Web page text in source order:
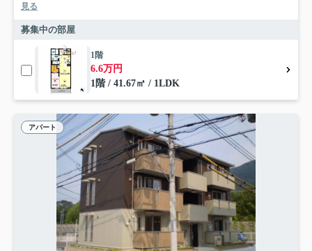
見る
募集中の部屋
1階
6.6万円
1階 / 41.67㎡ / 1LDK
アパート